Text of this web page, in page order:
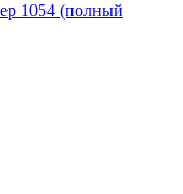
1054 (полный